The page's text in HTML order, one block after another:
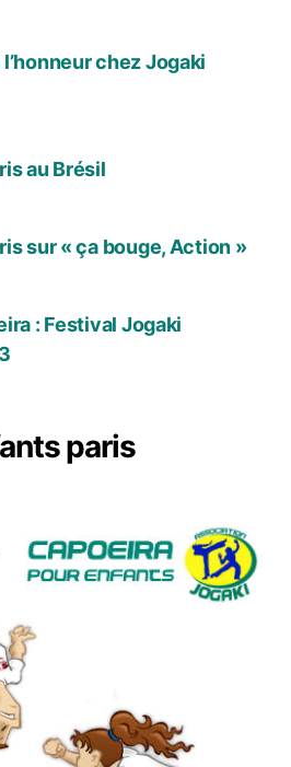
chez Jogaki
au Brésil
sur « ça bouge, Action »
: Festival Jogaki
paris